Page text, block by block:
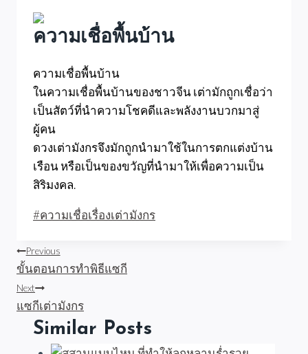
ความเชื่อพื้นบ้าน
ความเชื่อพื้นบ้าน
ในความเชื่อพื้นบ้านของชาวจีน เต่ามักถูกเชื่อว่า
เป็นสัตว์ที่นำความโชคดีและพลังงานบวกมาสู่
ผู้คน
ดวงเต่ามังกรจึงมักถูกนำมาใช้ในการตกแต่งบ้าน
เรือน หรือเป็นของขวัญที่นำมาให้เพื่อความเป็น
สิริมงคล.
Post
#ความเชื่อเรื่องเต่ามังกร
แนะแนว
เรื่อง
Previous
ขั้นตอนการทำพิธีแซกี
Next
แซกีเต่ามังกร
Similar Posts